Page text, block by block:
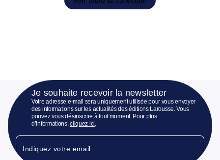
Je souhaite recevoir la newsletter
Votre adresse e-mail sera uniquement utilisée pour vous envoyer
des informations sur les actualités des éditions Larousse. Vous
pouvez vous désinscrire à tout moment. Pour plus
d’informations,cliquez ici
Indiquez votre email